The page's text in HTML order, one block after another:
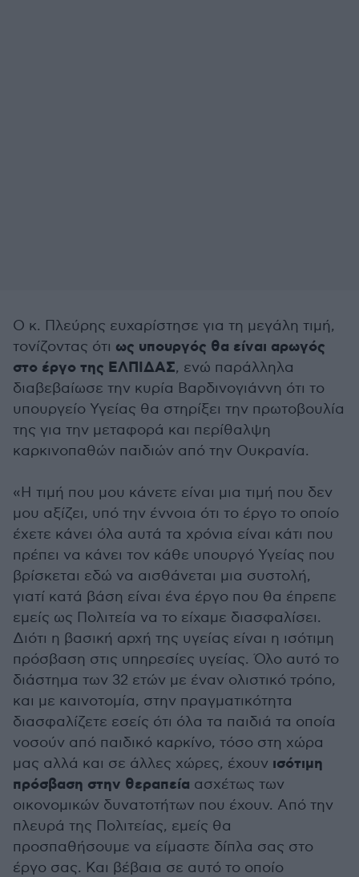
Ο κ. Πλεύρης ευχαρίστησε για τη μεγάλη τιμή,
τονίζοντας ότι ως υπουργός θα είναι αρωγός
στο έργο της ΕΛΠΙΔΑΣ, ενώ παράλληλα
διαβεβαίωσε την κυρία Βαρδινογιάννη ότι το
υπουργείο Υγείας θα στηρίξει την πρωτοβουλία
της για την μεταφορά και περίθαλψη
καρκινοπαθών παιδιών από την Ουκρανία.
«Η τιμή που μου κάνετε είναι μια τιμή που δεν
μου αξίζει, υπό την έννοια ότι το έργο το οποίο
έχετε κάνει όλα αυτά τα χρόνια είναι κάτι που
πρέπει να κάνει τον κάθε υπουργό Υγείας που
βρίσκεται εδώ να αισθάνεται μια συστολή,
γιατί κατά βάση είναι ένα έργο που θα έπρεπε
εμείς ως Πολιτεία να το είχαμε διασφαλίσει.
Διότι η βασική αρχή της υγείας είναι η ισότιμη
πρόσβαση στις υπηρεσίες υγείας. Όλο αυτό το
διάστημα των 32 ετών με έναν ολιστικό τρόπο,
και με καινοτομία, στην πραγματικότητα
διασφαλίζετε εσείς ότι όλα τα παιδιά τα οποία
νοσούν από παιδικό καρκίνο, τόσο στη χώρα
μας αλλά και σε άλλες χώρες, έχουν ισότιμη
πρόσβαση στην θεραπεία ασχέτως των
οικονομικών δυνατοτήτων που έχουν. Από την
πλευρά της Πολιτείας, εμείς θα
προσπαθήσουμε να είμαστε δίπλα σας στο
έργο σας. Και βέβαια σε αυτό το οποίο